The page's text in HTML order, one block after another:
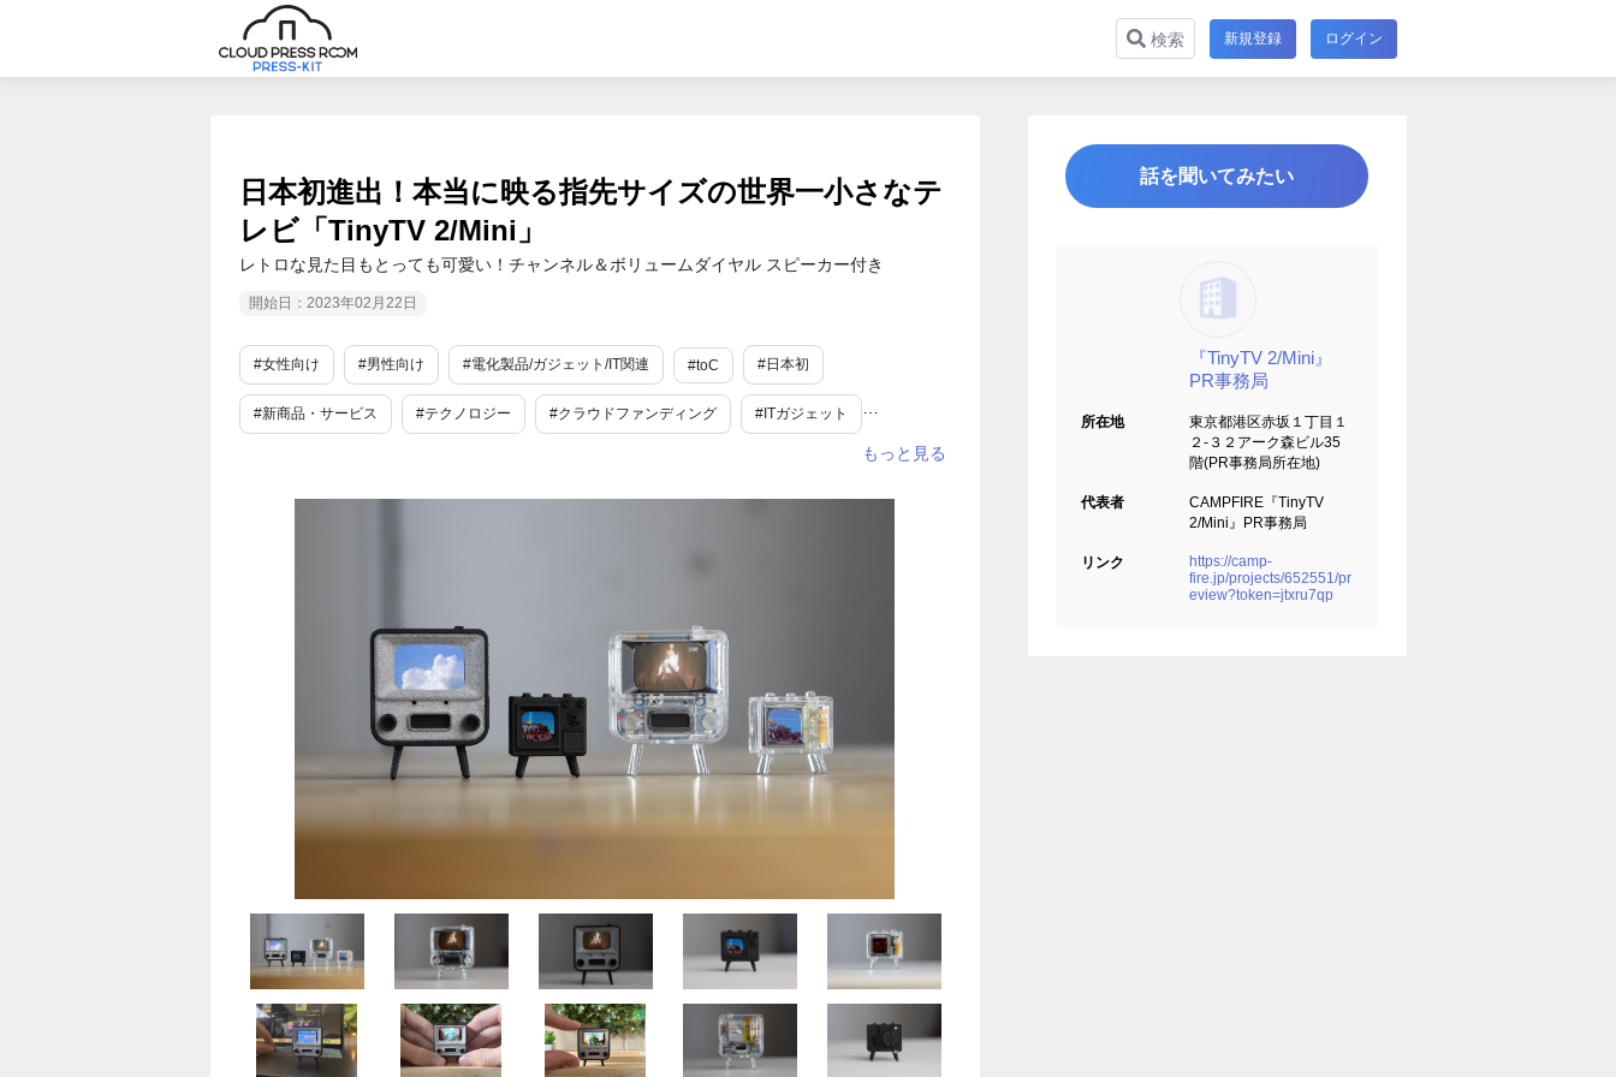
検索 新規登録 ログイン
日本初進出！本当に映る指先サイズの世界一小さなテ
レビ「TinyTV 2/Mini」
レトロな見た目もとっても可愛い！チャンネル＆ボリュームダイヤル スピーカー付き
開始日：2023年02月22日
#女性向け #男性向け #電化製品/ガジェット/IT関連 #toC #日本初
#新商品・サービス #テクノロジー #クラウドファンディング #ITガジェット
話を聞いてみたい
『TinyTV 2/Mini』
PR事務局
所在地
東京都港区赤坂１丁目１
２-３２アーク森ビル35
階(PR事務局所在地)
代表者
CAMPFIRE『TinyTV
2/Mini』PR事務局
リンク
https://camp-
fire.jp/projects/652551/pr
eview?token=jtxru7qp